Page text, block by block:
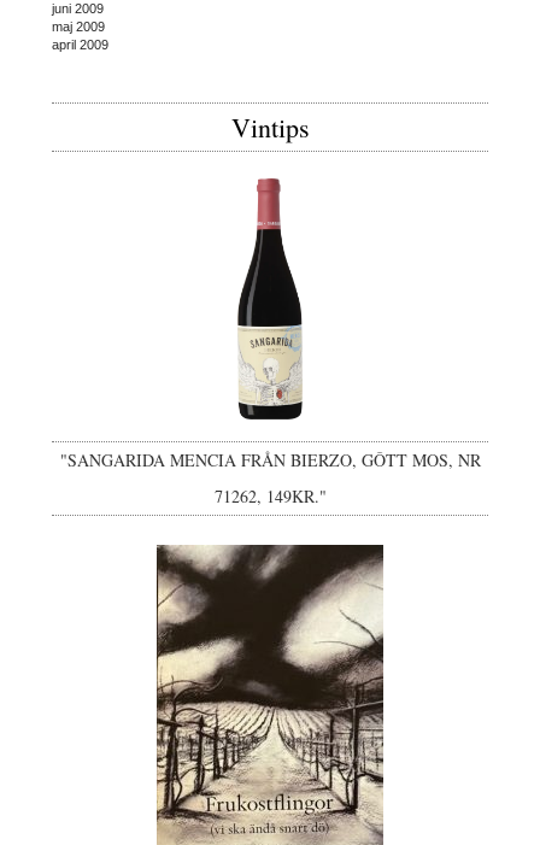
juni 2009
maj 2009
april 2009
Vintips
"SANGARIDA MENCIA FRÅN BIERZO, GÔTT MOS, NR
71262, 149KR."